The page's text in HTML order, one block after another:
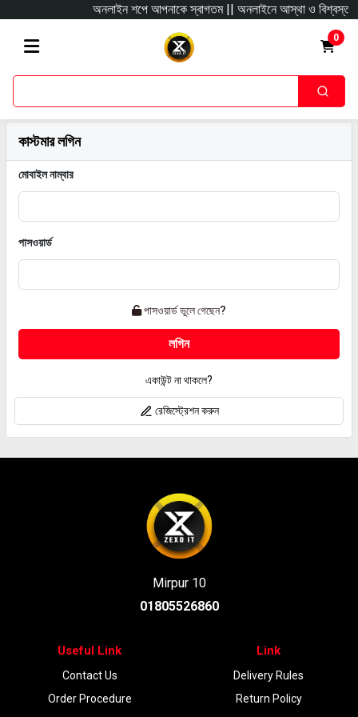
অনলাইন শপে আপনাকে স্বাগতম || অনলাইনে আস্থা ও বিশ্বস্ততার
0
কাস্টমার লগিন
মোবাইল নাম্বার
পাসওয়ার্ড
পাসওয়ার্ড ভুলে গেছেন?
লগিন
একাউন্ট না থাকলে?
রেজিস্ট্রেশন করুন
Mirpur 10
01805526860
Useful Link
Contact Us
Order Procedure
Link
Delivery Rules
Return Policy